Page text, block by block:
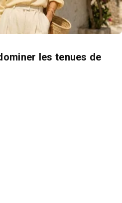
les tenues de